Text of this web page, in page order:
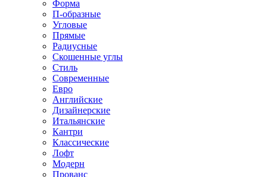
Форма
П-образные
Угловые
Прямые
Радиусные
Скошенные углы
Стиль
Современные
Евро
Английские
Дизайнерские
Итальянские
Кантри
Классические
Лофт
Модерн
Прованс